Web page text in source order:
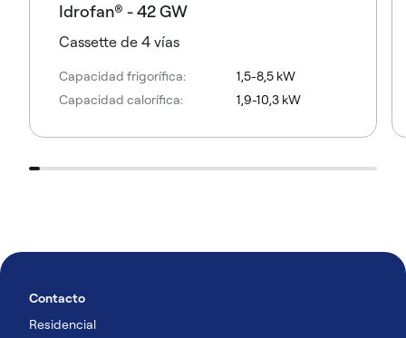
Idrofan® - 42 GW
Cassette de 4 vías
Capacidad frigorífica:
1,5-8,5 kW
Capacidad calorífica:
1,9-10,3 kW
Contacto
Residencial